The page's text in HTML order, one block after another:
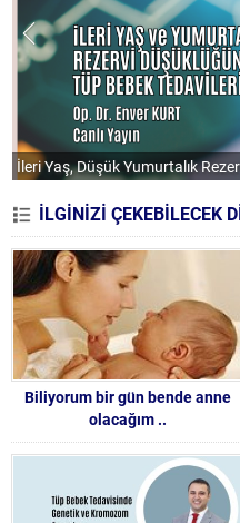
İleri Yaş, Düşük Yumurtalık
İLGİNİZİ ÇEKEBİLECEK
Biliyorum bir gün bende anne
olacağım ..